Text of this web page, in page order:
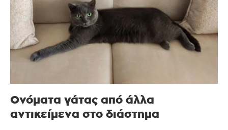
Ονόματα γάτας από άλλα
αντικείμενα στο διάστημα